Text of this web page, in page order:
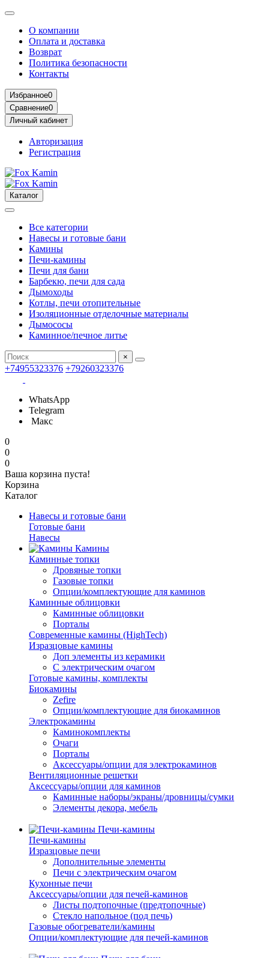
О компании
Оплата и доставка
Возврат
Политика безопасности
Контакты
Избранное0
Сравнение0
Личный кабинет
Авторизация
Регистрация
Каталог
Все категории
Навесы и готовые бани
Камины
Печи-камины
Печи для бани
Барбекю, печи для сада
Дымоходы
Котлы, печи отопительные
Изоляционные отделочные материалы
Дымососы
Каминное/печное литье
×
+74955323376 +79260323376
WhatsApp
Telegram
Макс
0
0
0
Ваша корзина пуста!
Корзина
Каталог
Навесы и готовые бани
Готовые бани
Навесы
Камины
Каминные топки
Дровяные топки
Газовые топки
Опции/комплектующие для каминов
Каминные облицовки
Каминные облицовки
Порталы
Современные камины (HighTech)
Изразцовые камины
Доп элементы из керамики
С электрическим очагом
Готовые камины, комплекты
Биокамины
Zefire
Опции/комплектующие для биокаминов
Электрокамины
Каминокомплекты
Очаги
Порталы
Аксессуары/опции для электрокаминов
Вентиляционные решетки
Аксессуары/опции для каминов
Каминные наборы/экраны/дровницы/сумки
Элементы декора, мебель
Печи-камины
Печи-камины
Изразцовые печи
Дополнительные элементы
Печи с электрическим очагом
Кухонные печи
Аксессуары/опции для печей-каминов
Листы подтопочные (предтопочные)
Стекло напольное (под печь)
Газовые обогреватели/камины
Опции/комплектующие для печей-каминов